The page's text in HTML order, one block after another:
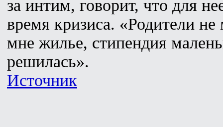
за интим, говорит, что для
время кризиса. «Родители не
мне жилье, стипендия
решилась».
Источник